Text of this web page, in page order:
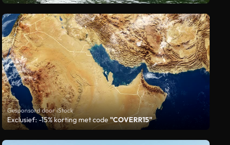
Gesponsord door iStock
Exclusief: -15% korting met code "COVERR15"